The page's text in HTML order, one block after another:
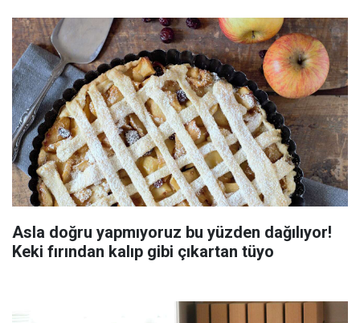
Asla doğru yapmıyoruz bu yüzden dağılıyor!
Keki fırından kalıp gibi çıkartan tüyo